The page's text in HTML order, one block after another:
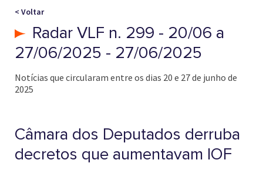
< Voltar
Radar VLF n. 299 - 20/06 a
27/06/2025 - 27/06/2025
Notícias que circularam entre os dias 20 e 27 de junho de
2025
Câmara dos Deputados derruba
decretos que aumentavam IOF